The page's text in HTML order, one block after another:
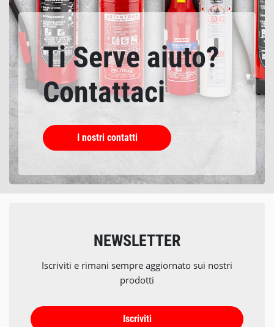
Ti Serve aiuto?
Contattaci
I nostri contatti
NEWSLETTER
Iscriviti e rimani sempre aggiornato sui nostri
prodotti
Iscriviti